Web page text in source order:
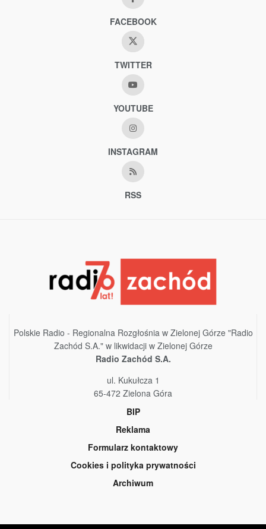
FACEBOOK
TWITTER
YOUTUBE
INSTAGRAM
RSS
Polskie Radio - Regionalna Rozgłośnia w Zielonej Górze "Radio
Zachód S.A." w likwidacji w Zielonej Górze
Radio Zachód S.A.
ul. Kukułcza 1
65-472 Zielona Góra
BIP
Reklama
Formularz kontaktowy
Cookies i polityka prywatności
Archiwum